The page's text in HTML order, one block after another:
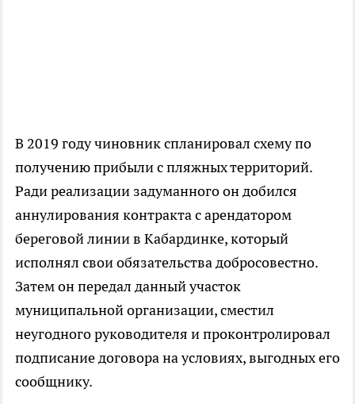
В 2019 году чиновник спланировал схему по
получению прибыли с пляжных территорий.
Ради реализации задуманного он добился
аннулирования контракта с арендатором
береговой линии в Кабардинке, который
исполнял свои обязательства добросовестно.
Затем он передал данный участок
муниципальной организации, сместил
неугодного руководителя и проконтролировал
подписание договора на условиях, выгодных его
сообщнику.